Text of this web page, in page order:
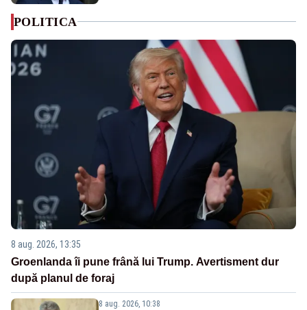
POLITICA
8 aug. 2026, 13:35
Groenlanda îi pune frână lui Trump. Avertisment dur
după planul de foraj
8 aug. 2026, 10:38